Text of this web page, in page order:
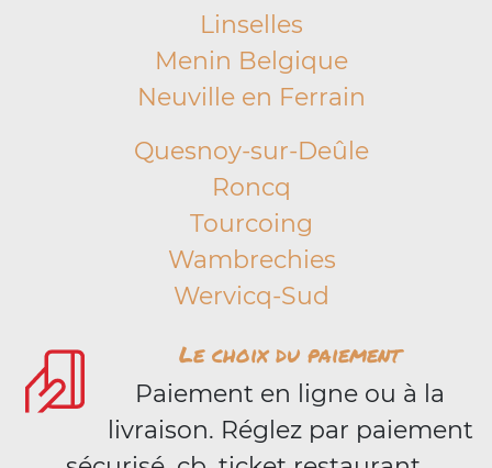
Linselles
Menin Belgique
Neuville en Ferrain
Quesnoy-sur-Deûle
Roncq
Tourcoing
Wambrechies
Wervicq-Sud
Le choix du paiement
Paiement en ligne ou à la
livraison. Réglez par paiement